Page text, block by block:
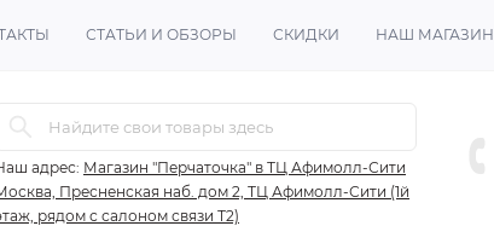
СТАТЬИ И ОБЗОРЫ СКИДКИ НАШ МАГАЗИН
адрес: Магазин "Перчаточка" в ТЦ Афимолл-Сити
Пресненская наб. дом 2, ТЦ Афимолл-Сити (1й
рядом с салоном связи Т2)